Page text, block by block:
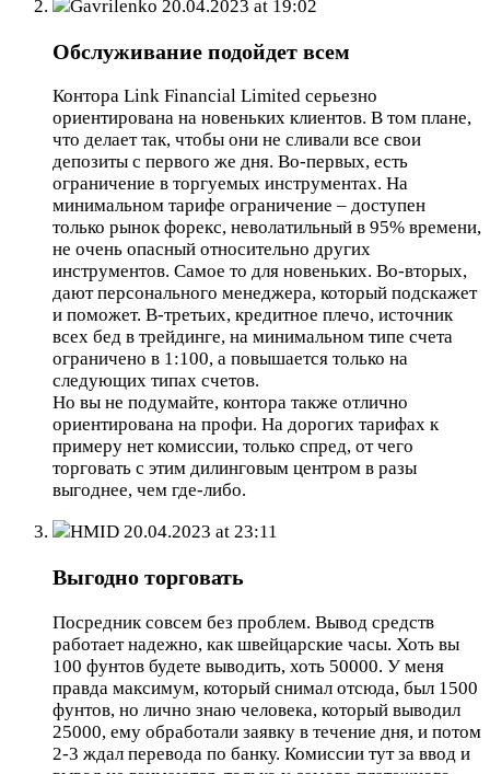
Gavrilenko 20.04.2023 at 19:02
Обслуживание подойдет всем
Контора Link Financial Limited серьезно
ориентирована на новеньких клиентов. В том плане,
что делает так, чтобы они не сливали все свои
депозиты с первого же дня. Во-первых, есть
ограничение в торгуемых инструментах. На
минимальном тарифе ограничение – доступен
только рынок форекс, неволатильный в 95% времени,
не очень опасный относительно других
инструментов. Самое то для новеньких. Во-вторых,
дают персонального менеджера, который подскажет
и поможет. В-третьих, кредитное плечо, источник
всех бед в трейдинге, на минимальном типе счета
ограничено в 1:100, а повышается только на
следующих типах счетов.
Но вы не подумайте, контора также отлично
ориентирована на профи. На дорогих тарифах к
примеру нет комиссии, только спред, от чего
торговать с этим дилинговым центром в разы
выгоднее, чем где-либо.
HMID 20.04.2023 at 23:11
Выгодно торговать
Посредник совсем без проблем. Вывод средств
работает надежно, как швейцарские часы. Хоть вы
100 фунтов будете выводить, хоть 50000. У меня
правда максимум, который снимал отсюда, был 1500
фунтов, но лично знаю человека, который выводил
25000, ему обработали заявку в течение дня, и потом
2-3 ждал перевода по банку. Комиссии тут за ввод и